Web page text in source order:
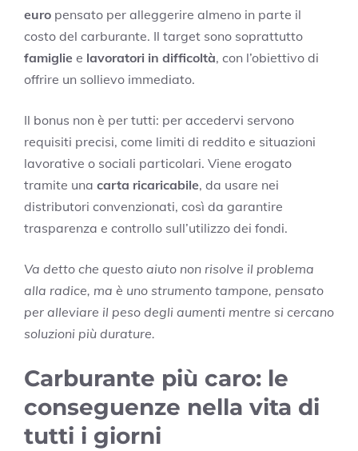
euro pensato per alleggerire almeno in parte il
costo del carburante. Il target sono soprattutto
famiglie e lavoratori in difficoltà, con l’obiettivo di
offrire un sollievo immediato.
Il bonus non è per tutti: per accedervi servono
requisiti precisi, come limiti di reddito e situazioni
lavorative o sociali particolari. Viene erogato
tramite una carta ricaricabile, da usare nei
distributori convenzionati, così da garantire
trasparenza e controllo sull’utilizzo dei fondi.
Va detto che questo aiuto non risolve il problema
alla radice, ma è uno strumento tampone, pensato
per alleviare il peso degli aumenti mentre si cercano
soluzioni più durature.
Carburante più caro: le
conseguenze nella vita di
tutti i giorni